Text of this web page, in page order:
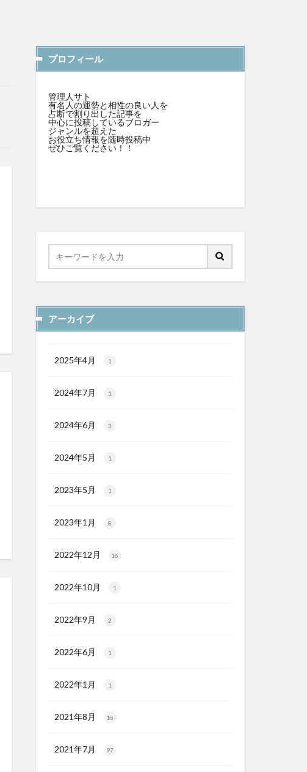
プロフィール
管理人サト
有名人の運勢と相性の良い人を
占断で割り出した記事を
中心に投稿しているブロガー
ジャンルを超えた
お役立ち情報を随時投稿中
ぜひご覧ください！！
アーカイブ
2025年4月 1
2024年7月 1
2024年6月 3
2024年5月 1
2023年5月 1
2023年1月 8
2022年12月 16
2022年10月 1
2022年9月 2
2022年6月 1
2022年1月 1
2021年8月 15
2021年7月 97